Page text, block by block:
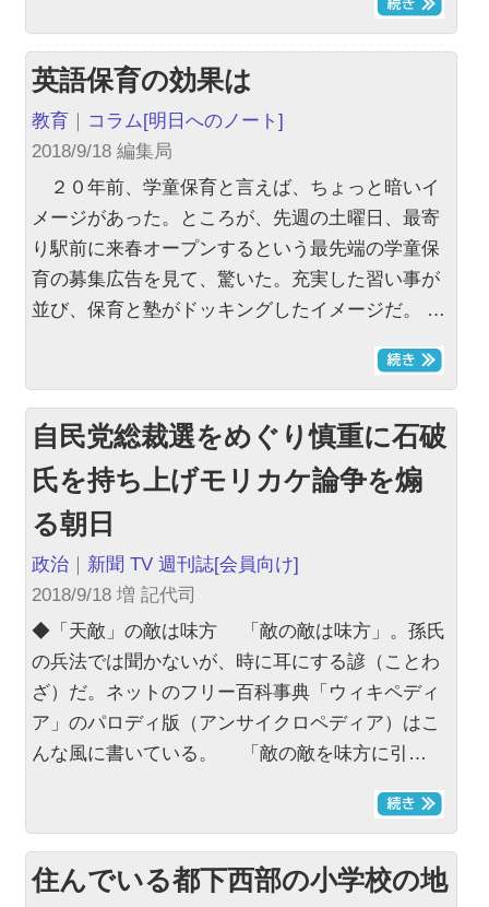
英語保育の効果は
教育 ｜ コラム[明日へのノート]
2018/9/18 編集局
２０年前、学童保育と言えば、ちょっと暗いイ
メージがあった。ところが、先週の土曜日、最寄
り駅前に来春オープンするという最先端の学童保
育の募集広告を見て、驚いた。充実した習い事が
並び、保育と塾がドッキングしたイメージだ。 …
自民党総裁選をめぐり慎重に石破
氏を持ち上げモリカケ論争を煽
る朝日
政治 ｜ 新聞 TV 週刊誌[会員向け]
2018/9/18 増 記代司
◆「天敵」の敵は味方 「敵の敵は味方」。孫氏
の兵法では聞かないが、時に耳にする諺（ことわ
ざ）だ。ネットのフリー百科事典「ウィキペディ
ア」のパロディ版（アンサイクロペディア）はこ
んな風に書いている。 「敵の敵を味方に引…
住んでいる都下西部の小学校の地